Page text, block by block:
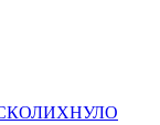
СКОЛИХНУЛО